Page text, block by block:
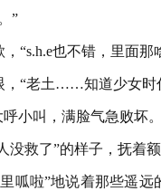
”
“s.h.e也不错，里面
，“老土……知道少女时
小叫，满脸气急败坏。
没救了”的样子，抚
呱啦”地说着那些遥